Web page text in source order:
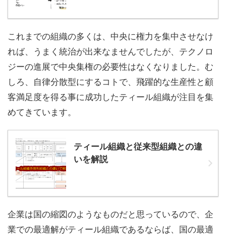
これまでの組織の多くは、中央に権力を集中させなけ
れば、うまく統治が出来なませんでしたが、テクノロ
ジーの進展で中央集権の必要性はなくなりました。む
しろ、自律分散型にするコトで、飛躍的な生産性と顧
客満足度を得る事に成功したティール組織が注目を集
めてきています。
ティール組織と従来型組織との違
いを解説
企業は国の縮図のようなものだと思っているので、企
業での最適解がティール組織であるならば、国の最適